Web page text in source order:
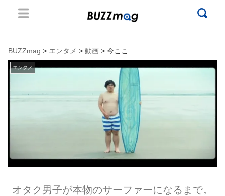
BUZZmag > エンタメ > 動画 > 今ここ
エンタメ
オタク男子が本物のサーファーになるまで。